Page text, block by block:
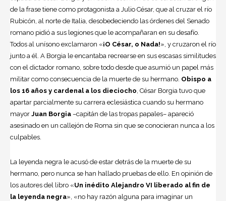
de la frase tiene como protagonista a Julio César, que al cruzar el río
Rubicón, al norte de Italia, desobedeciendo las órdenes del Senado
romano pidió a sus legiones que le acompañaran en su desafío.
Todos al unísono exclamaron «¡O César, o Nada!», y cruzaron el río
junto a él. A Borgia le encantaba recrearse en sus escasas similitudes
con el dictador romano, sobre todo desde que asumió un papel más
militar como consecuencia de la muerte de su hermano. Obispo a
los 16 años y cardenal a los dieciocho , César Borgia tuvo que
apartar parcialmente su carrera eclesiástica cuando su hermano
mayor Juan Borgia –capitán de las tropas papales– apareció
asesinado en un callejón de Roma sin que se conocieran nunca a los
culpables.
La leyenda negra le acusó de estar detrás de la muerte de su
hermano, pero nunca se han hallado pruebas de ello. En opinión de
los autores del libro «Un inédito Alejandro VI liberado al fin de
la leyenda negra», «no hay razón alguna para imaginar un